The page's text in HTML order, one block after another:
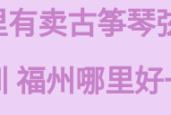
卖古筝琴
福州哪里